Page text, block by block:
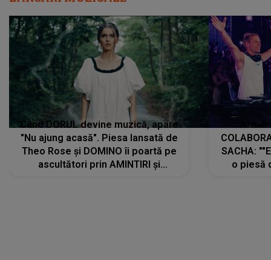
Când DORUL devine muzică, apare
"Nu ajung acasă". Piesa lansată de
Theo Rose și DOMINO îi poartă pe
ascultători prin AMINTIRI și
SACHA:
o piesă